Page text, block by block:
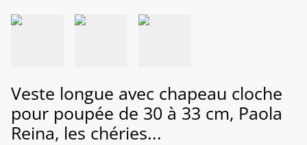
Veste longue avec chapeau cloche
pour poupée de 30 à 33 cm, Paola
Reina, les chéries...